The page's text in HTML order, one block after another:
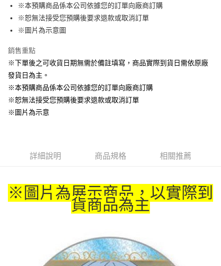
ATM付款
貨到付款
運送方式
全家取貨付款
每筆NT$65，滿NT$1,300(含以上)免運費
付款後全家取貨
每筆NT$65，滿NT$1,300(含以上)免運費
7-11取貨付款
付款後7-11取貨
每筆NT$65，滿NT$1,300(含以上)免運費
每筆NT$100，滿NT$1,300(含以上)免運費
宅配-離島(澎湖/金門/馬祖)-木棉花樂園專用
※本預購商品係本公司依據您的訂單向廠商訂購
※恕無法接受您預購後要求退款或取消訂單
※圖片為示意圖
銷售重點
※下單後之可收貨日期無需於備註填寫，商品實際到貨日需依原廠
發貨日為主。
※本預購商品係本公司依據您的訂單向廠商訂購
※恕無法接受您預購後要求退款或取消訂單
※圖片為示意
詳細說明 商品規格 相關推薦
※圖片為展示商品，以實際到
貨商品為主